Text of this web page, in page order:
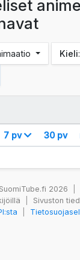
Kieli
7 pv 30 pv
2026
Sivuston